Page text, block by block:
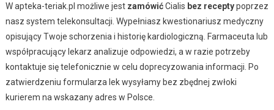
W apteka-teriak.pl możliwe jest zamówićCialis bez receptypoprzez
nasz system telekonsultacji. Wypełniasz kwestionariusz medyczny
opisujący Twoje schorzenia i historię kardiologiczną. Farmaceuta lub
współpracujący lekarz analizuje odpowiedzi, a w razie potrzeby
kontaktuje się telefonicznie w celu doprecyzowania informacji. Po
zatwierdzeniu formularza lek wysyłamy bez zbędnej zwłoki
kurierem na wskazany adres w Polsce.